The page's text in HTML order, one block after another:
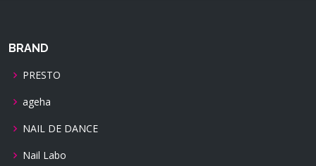
BRAND
PRESTO
ageha
NAIL DE DANCE
Nail Labo